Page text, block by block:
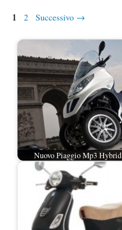
Pagina
1 Pagina
2 Successivo →
Nuovo Piaggio Mp3 Hybrid